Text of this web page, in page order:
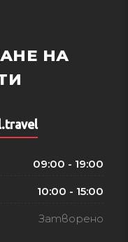
НА
09:00 - 19:00
10:00 - 15:00
Затворено